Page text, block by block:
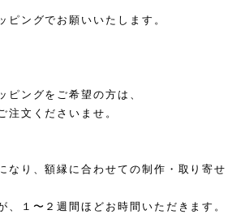
ピングでお願いいたします。
ピングをご希望の方は、
注文くださいませ。
なり、額縁に合わせての制作・取り寄せ
、１〜２週間ほどお時間いただきます。